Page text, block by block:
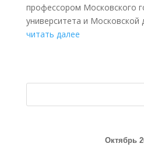
профессором Московского
университета и Московской
читать далее
Октябрь